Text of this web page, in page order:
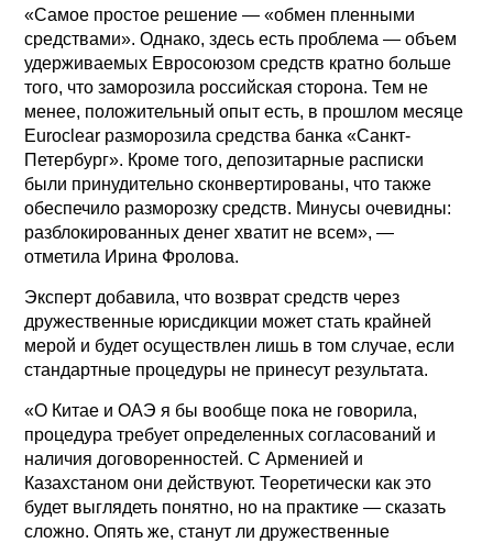
«Самое простое решение — «обмен пленными
средствами». Однако, здесь есть проблема — объем
удерживаемых Евросоюзом средств кратно больше
того, что заморозила российская сторона. Тем не
менее, положительный опыт есть, в прошлом месяце
Euroclear разморозила средства банка «Санкт-
Петербург». Кроме того, депозитарные расписки
были принудительно сконвертированы, что также
обеспечило разморозку средств. Минусы очевидны:
разблокированных денег хватит не всем», —
отметила Ирина Фролова.
Эксперт добавила, что возврат средств через
дружественные юрисдикции может стать крайней
мерой и будет осуществлен лишь в том случае, если
стандартные процедуры не принесут результата.
«О Китае и ОАЭ я бы вообще пока не говорила,
процедура требует определенных согласований и
наличия договоренностей. С Арменией и
Казахстаном они действуют. Теоретически как это
будет выглядеть понятно, но на практике — сказать
сложно. Опять же, станут ли дружественные